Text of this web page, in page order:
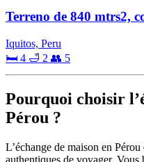
Terreno de 840 mtrs2,
Iquitos, Peru
🛏 4 🛁 2 👥 5
Pourquoi choisir
Pérou ?
L’échange de maison en
authentiques de voyager.